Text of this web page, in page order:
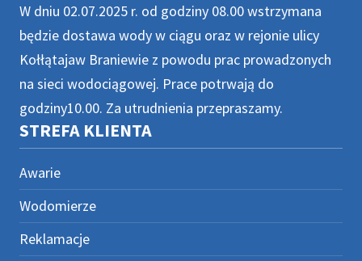
W dniu 02.07.2025 r. od godziny 08.00 wstrzymana
będzie dostawa wody w ciągu oraz w rejonie ulicy
Kołłątajaw Braniewie z powodu prac prowadzonych
na sieci wodociągowej. Prace potrwają do
godziny10.00. Za utrudnienia przepraszamy.
STREFA KLIENTA
Awarie
Wodomierze
Reklamacje